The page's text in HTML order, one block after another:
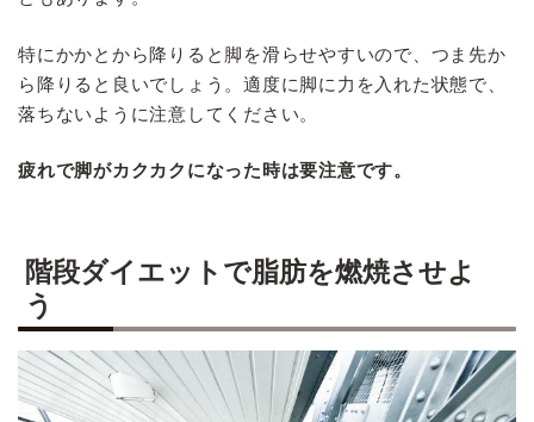
特にかかとから降りると脚を滑らせやすいので、つま先か
ら降りると良いでしょう。適度に脚に力を入れた状態で、
落ちないように注意してください。
疲れで脚がカクカクになった時は要注意です。
階段ダイエットで脂肪を燃焼させよ
う